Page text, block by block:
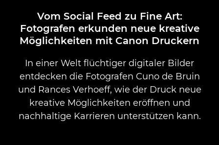
Vom Social Feed zu Fine Art:
Fotografen erkunden neue kreative
Möglichkeiten mit Canon Druckern
In einer Welt flüchtiger digitaler Bilder
entdecken die Fotografen Cuno de Bruin
und Rances Verhoeff, wie der Druck neue
kreative Möglichkeiten eröffnen und
nachhaltige Karrieren unterstützen kann.